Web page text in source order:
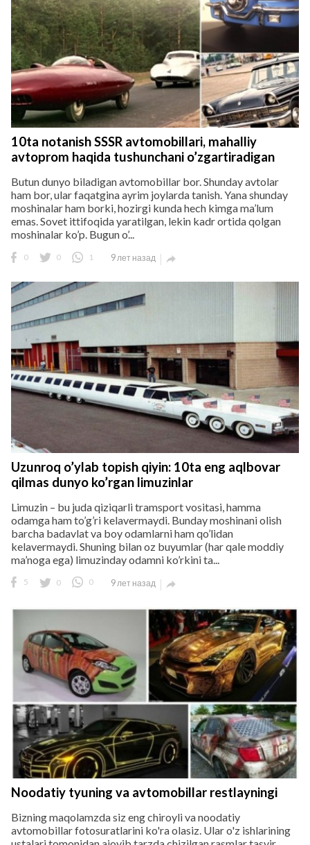
10ta notanish SSSR avtomobillari, mahalliy
avtoprom haqida tushunchani o’zgartiradigan
Butun dunyo biladigan avtomobillar bor. Shunday avtolar
ham bor, ular faqatgina ayrim joylarda tanish. Yana shunday
moshinalar ham borki, hozirgi kunda hech kimga ma’lum
emas. Sovet ittifoqida yaratilgan, lekin kadr ortida qolgan
moshinalar ko’p. Bugun o’...
0 0 1 9 лет назад 
Uzunroq o’ylab topish qiyin: 10ta eng aqlbovar
qilmas dunyo ko’rgan limuzinlar
Limuzin – bu juda qiziqarli tramsport vositasi, hamma
odamga ham to’g’ri kelavermaydi. Bunday moshinani olish
barcha badavlat va boy odamlarni ham qo’lidan
kelavermaydi. Shuning bilan oz buyumlar (har qale moddiy
ma’noga ega) limuzinday odamni ko’rkini ta...
5 0 0 9 лет назад 
Noodatiy tyuning va avtomobillar restlayningi
Bizning maqolamzda siz eng chiroyli va noodatiy
avtomobillar fotosuratlarini ko'ra olasiz. Ular o'z ishlarining